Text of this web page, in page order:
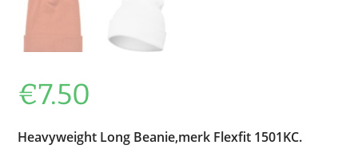
€7.50
Heavyweight Long Beanie,merk Flexfit 1501KC.